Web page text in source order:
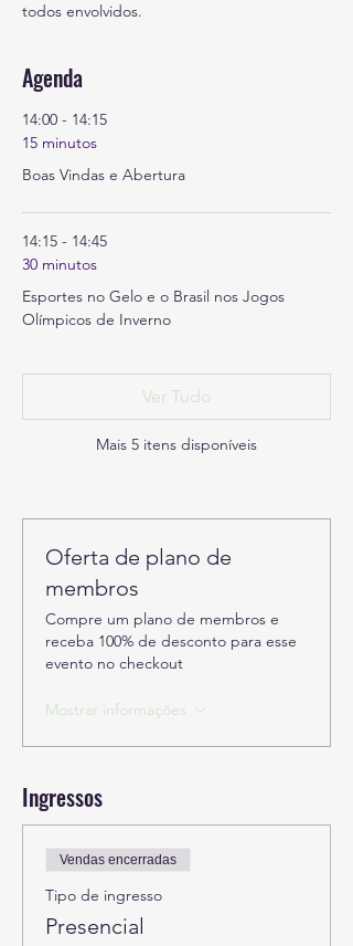
todos envolvidos.
Agenda
14:00 - 14:15
15 minutos
Boas Vindas e Abertura
14:15 - 14:45
30 minutos
Esportes no Gelo e o Brasil nos Jogos
Olímpicos de Inverno
Mais 5 itens disponíveis
Ver Tudo
Oferta de plano de
membros
Compre um plano de membros e
receba 100% de desconto para esse
evento no checkout
Mostrar informações
Ingressos
Vendas encerradas
Tipo de ingresso
Presencial